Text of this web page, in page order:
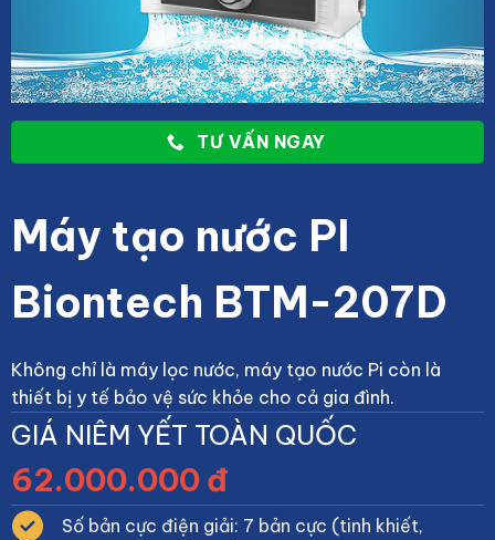
TƯ VẤN NGAY
Máy tạo nước PI
Biontech BTM-207D
Không chỉ là máy lọc nước, máy tạo nước Pi còn là
thiết bị y tế bảo vệ sức khỏe cho cả gia đình.
GIÁ NIÊM YẾT TOÀN QUỐC
62.000.000 đ
Số bản cực điện giải: 7 bản cực (tinh khiết,